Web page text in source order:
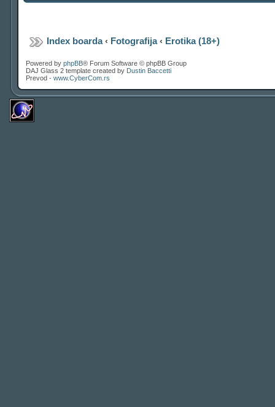
Index boarda‹ Fotografija‹ Erotika (18+)
Powered by phpBB® Forum Software © phpBB Group
DAJ Glass 2 template created by Dustin Baccetti
Prevod - www.CyberCom.rs